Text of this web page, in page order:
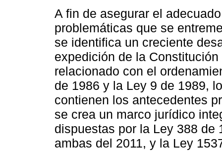
A fin de asegurar el
problemáticas que se
se identifica un creciente
expedición de la
relacionado con el
de 1986 y la Ley 9 de 1989,
contienen los antecedentes
se crea un marco jurídico
dispuestas por la Ley 388 de
ambas del 2011, y la Ley